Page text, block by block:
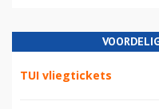
TUI vliegtickets